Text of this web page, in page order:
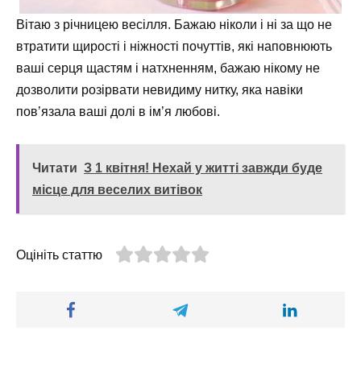
Вітаю з річницею весілля. Бажаю ніколи і ні за що не
втратити щирості і ніжності почуттів, які наповнюють
ваші серця щастям і натхненням, бажаю нікому не
дозволити розірвати невидиму нитку, яка навіки
пов’язала ваші долі в ім’я любові.
Читати З 1 квітня! Нехай у житті завжди буде
місце для веселих витівок
Оцініть статтю